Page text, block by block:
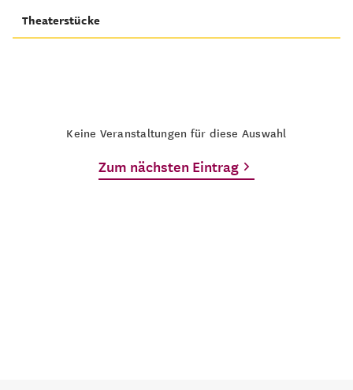
Theaterstücke
Keine Veranstaltungen für diese Auswahl
Zum nächsten Eintrag